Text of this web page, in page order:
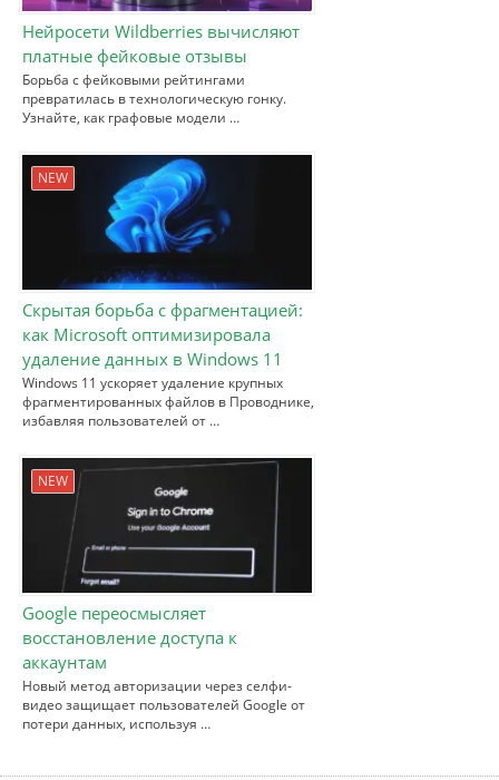
Нейросети Wildberries вычисляют
платные фейковые отзывы
Борьба с фейковыми рейтингами
превратилась в технологическую гонку.
Узнайте, как графовые модели …
NEW
Скрытая борьба с фрагментацией:
как Microsoft оптимизировала
удаление данных в Windows 11
Windows 11 ускоряет удаление крупных
фрагментированных файлов в Проводнике,
избавляя пользователей от …
NEW
Google переосмысляет
восстановление доступа к
аккаунтам
Новый метод авторизации через селфи-
видео защищает пользователей Google от
потери данных, используя …